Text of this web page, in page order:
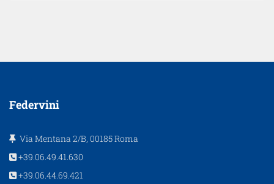
Federvini
Via Mentana 2/B, 00185 Roma
+39.06.49.41.630
+39.06.44.69.421